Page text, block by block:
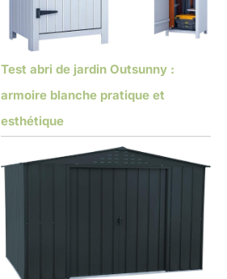
Test abri de jardin Outsunny :
armoire blanche pratique et
esthétique